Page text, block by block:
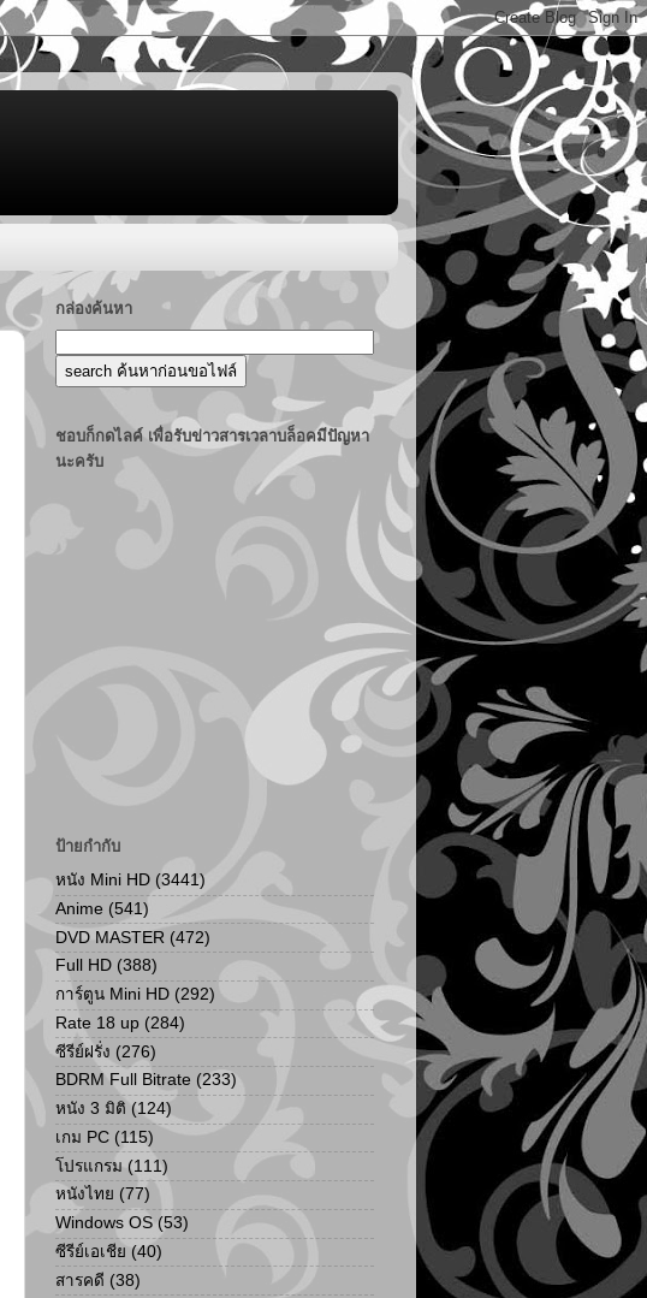
กล่องค้นหา
ชอบก็กดไลค์ เพื่อรับข่าวสารเวลาบล็อคมีปัญหา
นะครับ
ป้ายกำกับ
หนัง Mini HD (3441)
Anime (541)
DVD MASTER (472)
Full HD (388)
การ์ตูน Mini HD (292)
Rate 18 up (284)
ซีรีย์ฝรั่ง (276)
BDRM Full Bitrate (233)
หนัง 3 มิติ (124)
เกม PC (115)
โปรแกรม (111)
หนังไทย (77)
Windows OS (53)
ซีรีย์เอเชีย (40)
สารคดี (38)